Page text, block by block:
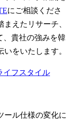
にご相談くださ
えたリサーチ、
、貴社の強みを韓
をいたします。
イフスタイル
ール仕様の変化に